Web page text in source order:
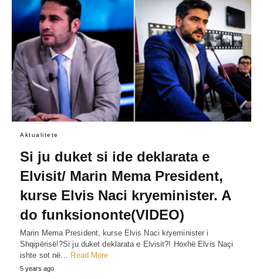
Aktualitete
Si ju duket si ide deklarata e
Elvisit/ Marin Mema President,
kurse Elvis Naci kryeminister. A
do funksiononte(VIDEO)
Marin Mema President, kurse Elvis Naci kryeminister i
Shqipërisë!?Si ju duket deklarata e Elvisit?! Hoxhë Elvis Naçi
ishte sot në… Read More
5 years ago